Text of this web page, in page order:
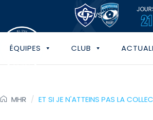
VS 21
ÉQUIPES CLUB
MHR / ET SI JE N'ATTEINS PAS LA